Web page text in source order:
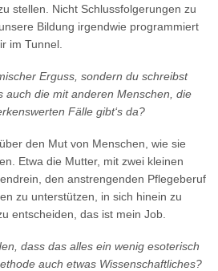
stellen. Nicht Schlussfolgerungen zu
Bildung irgendwie programmiert
im Tunnel.
Erguss, sondern du schreibst
auch die mit anderen Menschen, die
Fälle gibt‘s da?
den Mut von Menschen, wie sie
Etwa die Mutter, mit zwei kleinen
den anstrengenden Pflegeberuf
zu unterstützen, in sich hinein zu
entscheiden, das ist mein Job.
dass das alles ein wenig esoterisch
auch etwas Wissenschaftliches?